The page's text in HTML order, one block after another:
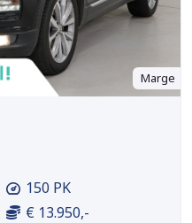
Marge
150 PK
€ 13.950,-